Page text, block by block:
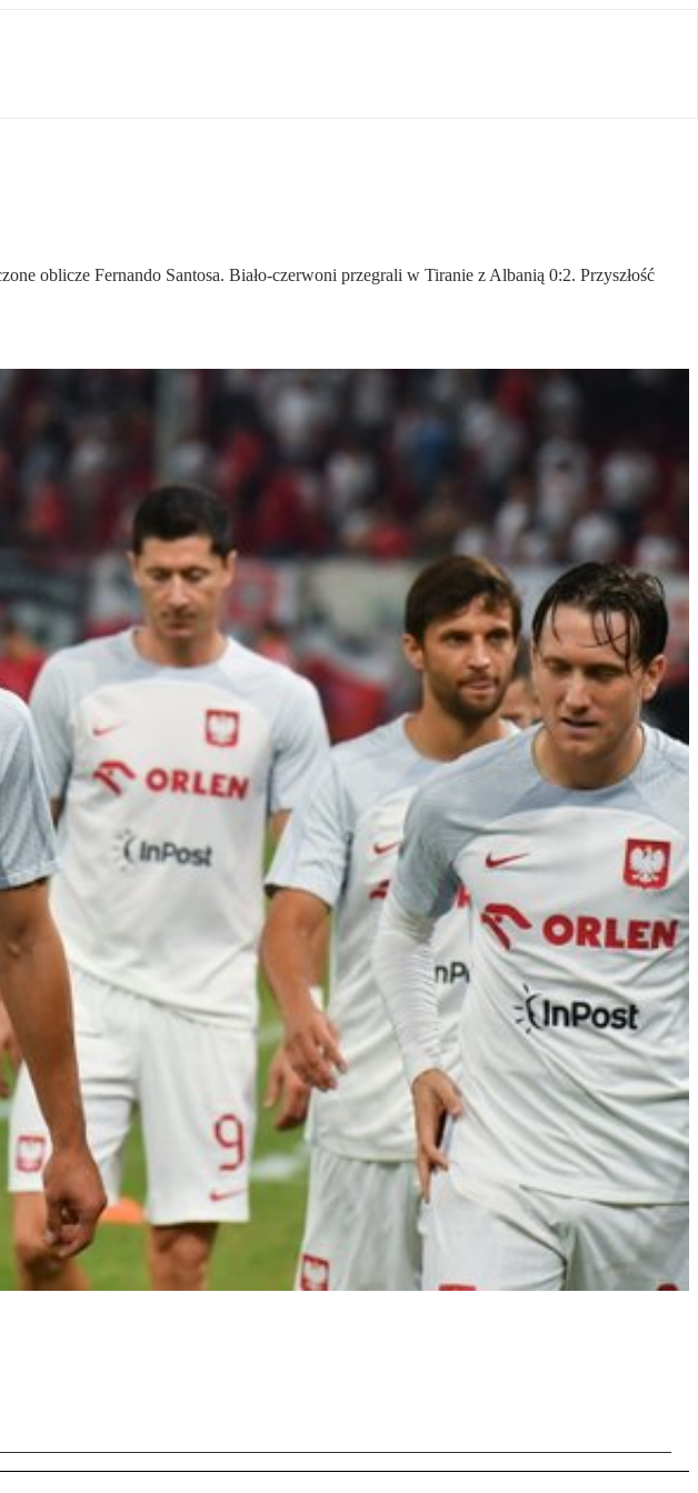
oblicze Fernando Santosa. Biało-czerwoni przegrali w Tiranie z Albanią 0:2. Przyszłość